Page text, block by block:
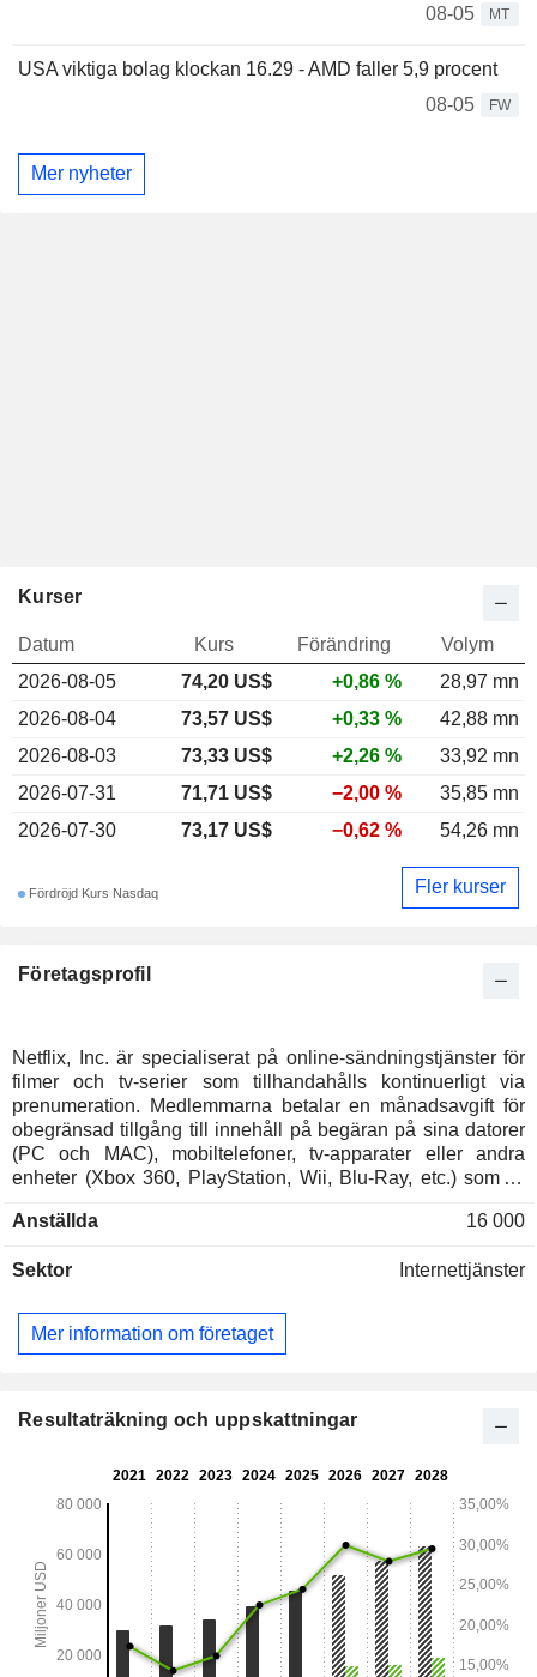
08-05
MT
USA viktiga bolag klockan 16.29 - AMD faller 5,9 procent
08-05
FW
Mer nyheter
Företagsprofil
Netflix, Inc. är specialiserat på online-sändningstjänster för
filmer och tv-serier som tillhandahålls kontinuerligt via
prenumeration. Medlemmarna betalar en månadsavgift för
obegränsad tillgång till innehåll på begäran på sina datorer
(PC och MAC), mobiltelefoner, tv-apparater eller andra
enheter (Xbox 360, PlayStation, Wii, Blu-Ray, etc.) som är
geografiskt enligt följande: USA och Kanada (44,2 %),
och Asien/Stillahavsområdet (11,8 %).
Anställda 16 000
Sektor Internettjänster
Mer information om företaget
Kurser
Datum Kurs Förändring
Volym
2026-08-05
74,20 US$ +0,86 %
28,97 mn
2026-08-04
73,57 US$ +0,33 %
42,88 mn
2026-08-03
73,33 US$ +2,26 %
33,92 mn
2026-07-31
71,71 US$ −2,00 %
35,85 mn
2026-07-30
73,17 US$ −0,62 % 54,26 mn
Fördröjd Kurs Nasdaq Fler kurser
Resultaträkning och uppskattningar